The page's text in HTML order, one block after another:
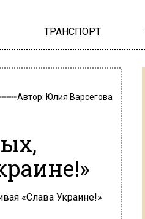
ТРАНСПОРТ
Автор: Юлия Варсегова